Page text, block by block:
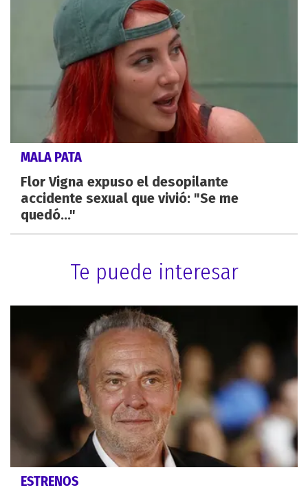
MALA PATA
Flor Vigna expuso el desopilante
accidente sexual que vivió: "Se me
quedó..."
Te puede interesar
ESTRENOS